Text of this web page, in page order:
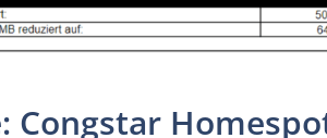
Congstar